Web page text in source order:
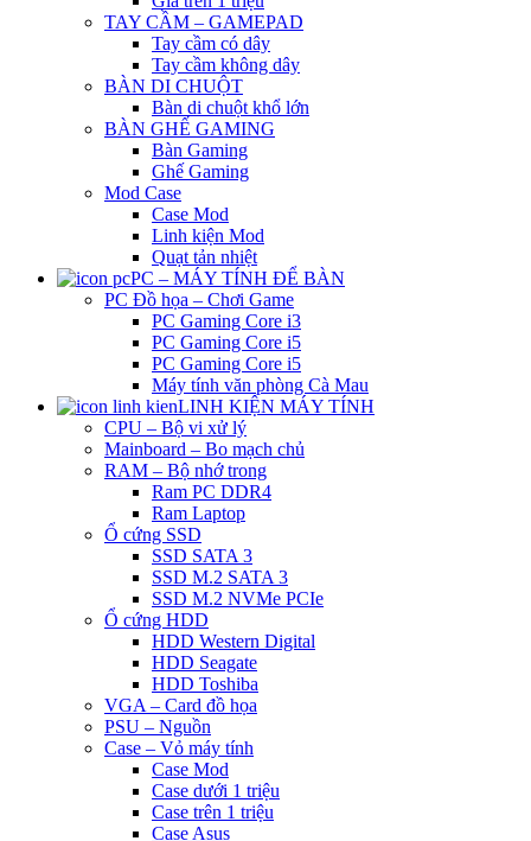
TAY CẦM – GAMEPAD
Tay cầm có dây
Tay cầm không dây
BÀN DI CHUỘT
Bàn di chuột khổ lớn
BÀN GHẾ GAMING
Bàn Gaming
Ghế Gaming
Mod Case
Case Mod
Linh kiện Mod
Quạt tản nhiệt
PC – MÁY TÍNH ĐỂ BÀN
PC Đồ họa – Chơi Game
PC Gaming Core i3
PC Gaming Core i5
PC Gaming Core i5
Máy tính văn phòng Cà Mau
LINH KIỆN MÁY TÍNH
CPU – Bộ vi xử lý
Mainboard – Bo mạch chủ
RAM – Bộ nhớ trong
Ram PC DDR4
Ram Laptop
Ổ cứng SSD
SSD SATA 3
SSD M.2 SATA 3
SSD M.2 NVMe PCIe
Ổ cứng HDD
HDD Western Digital
HDD Seagate
HDD Toshiba
VGA – Card đồ họa
PSU – Nguồn
Case – Vỏ máy tính
Case Mod
Case dưới 1 triệu
Case trên 1 triệu
Case Asus